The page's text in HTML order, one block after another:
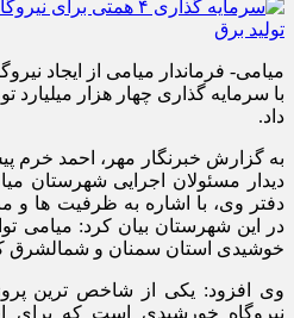
با سرمایه گذاری چهار هزار میلیارد
داد.
به گزارش خبرنگار مهر، احمد خرم
دیدار مسئولان اجرایی شهرستان
دفتر وی، با اشاره به ظرفیت ها و
در این شهرستان بیان کرد: میامی
خوشیدی استان سمنان و شمالشرق
وی افزود: یکی از شاخص ترین